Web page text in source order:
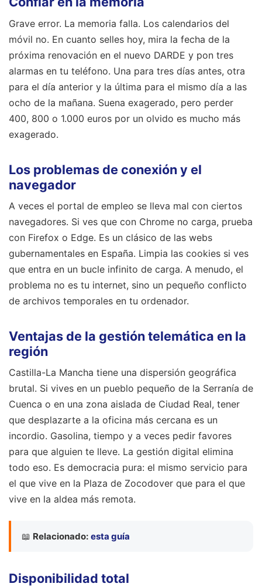
Grave error. La memoria falla. Los calendarios del
móvil no. En cuanto selles hoy, mira la fecha de la
próxima renovación en el nuevo DARDE y pon tres
alarmas en tu teléfono. Una para tres días antes, otra
para el día anterior y la última para el mismo día a las
ocho de la mañana. Suena exagerado, pero perder
400, 800 o 1.000 euros por un olvido es mucho más
exagerado.
Los problemas de conexión y el
navegador
A veces el portal de empleo se lleva mal con ciertos
navegadores. Si ves que con Chrome no carga, prueba
con Firefox o Edge. Es un clásico de las webs
gubernamentales en España. Limpia las cookies si ves
que entra en un bucle infinito de carga. A menudo, el
problema no es tu internet, sino un pequeño conflicto
de archivos temporales en tu ordenador.
Ventajas de la gestión telemática en la
región
Castilla-La Mancha tiene una dispersión geográfica
brutal. Si vives en un pueblo pequeño de la Serranía de
Cuenca o en una zona aislada de Ciudad Real, tener
que desplazarte a la oficina más cercana es un
incordio. Gasolina, tiempo y a veces pedir favores
para que alguien te lleve. La gestión digital elimina
todo eso. Es democracia pura: el mismo servicio para
el que vive en la Plaza de Zocodover que para el que
vive en la aldea más remota.
📖 Relacionado: esta guía
Disponibilidad total